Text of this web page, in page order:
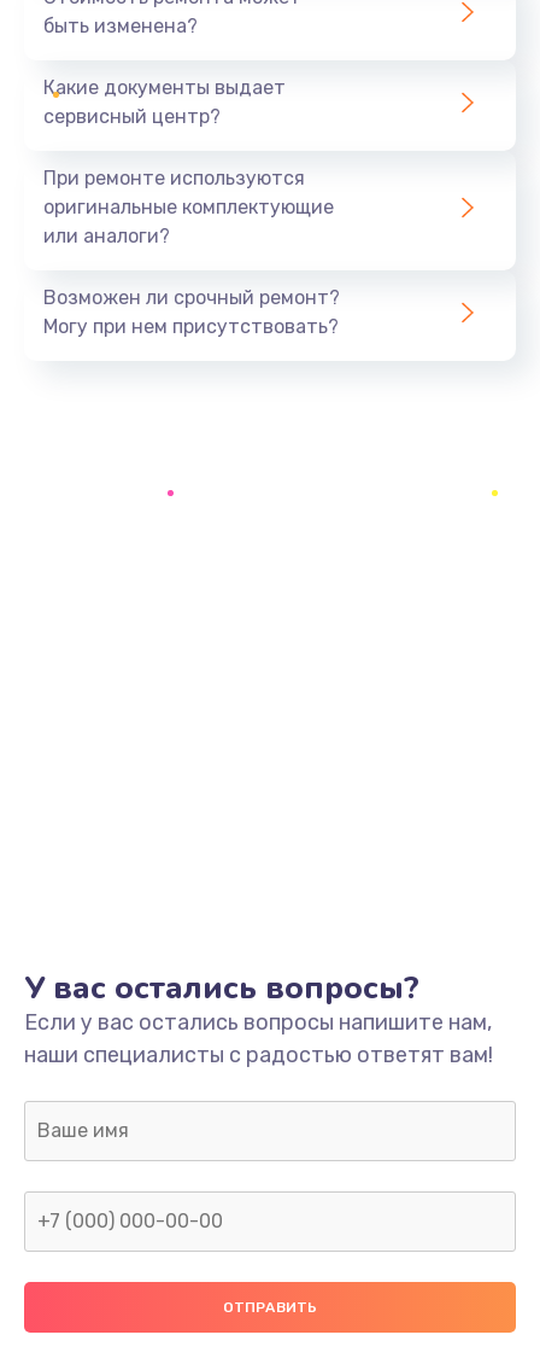
Замена задней крышки устройства
Замена микросхемы (звук, контроллер,
Заказать
Заказать
Ремонт шлейфа
Заказать
Замена вибро элемента
быть изменена?
Какие документы выдает
сервисный центр?
При ремонте используются
оригинальные комплектующие
или аналоги?
Возможен ли срочный ремонт?
Могу при нем присутствовать?
У вас остались вопросы?
Если у вас остались вопросы напишите нам,
наши специалисты с радостью ответят вам!